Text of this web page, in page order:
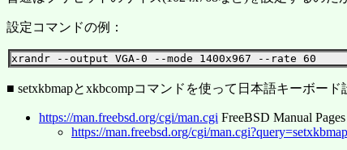
設定コマンドの例：
■ setxkbmapとxkbcompコマンドを使って日本語キーボード
https://man.freebsd.org/cgi/man.cgi FreeBSD Manual Pages
https://man.freebsd.org/cgi/